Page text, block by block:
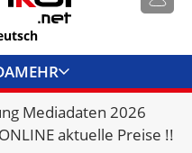
MEHR
Mediadaten 2026
aktuelle Preise !!